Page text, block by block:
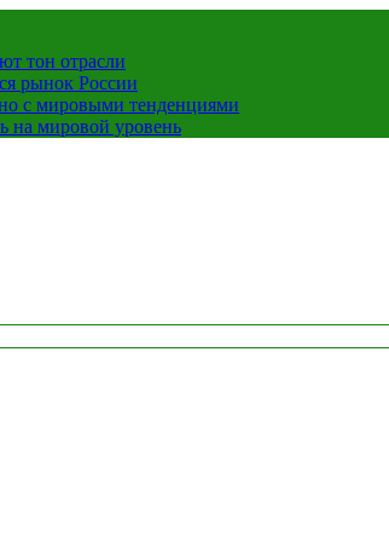
тон отрасли
рынок России
с мировыми тенденциями
на мировой уровень